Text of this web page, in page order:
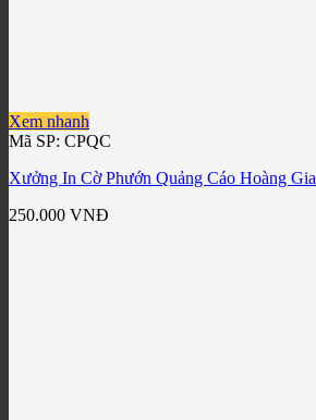
Xem nhanh
Mã SP: CPQC
Xưởng In Cờ Phướn Quảng Cáo Hoàng Gia
250.000 VNĐ